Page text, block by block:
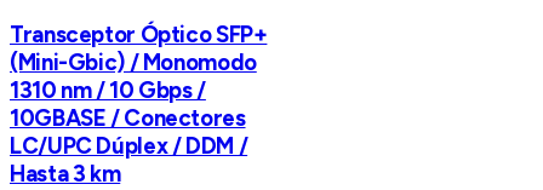
Transceptor Óptico SFP+
(Mini-Gbic) / Monomodo
1310 nm / 10 Gbps /
10GBASE / Conectores
LC/UPC Dúplex / DDM /
Hasta 3 km